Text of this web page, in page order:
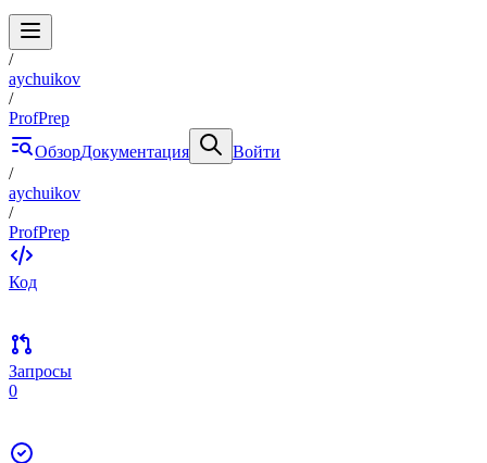
/
aychuikov
/
ProfPrep
ОбзорДокументация
Войти
/
aychuikov
/
ProfPrep
Код
Запросы
0